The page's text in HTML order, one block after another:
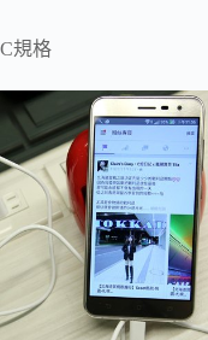
規格